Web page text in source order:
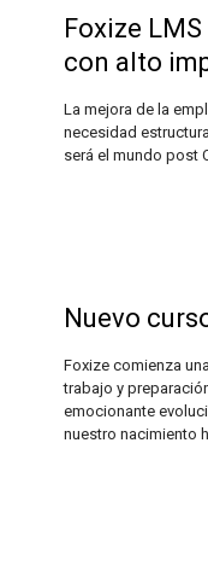
Foxize
con alto
La mejora de la
necesidad
será el mundo post
Nuevo
Foxize comienza
trabajo y
emocionante
nuestro nacimiento